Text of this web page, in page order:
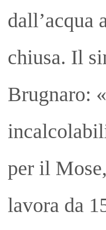
dall’acqua
chiusa. Il
Brugnaro:
per il
lavora da